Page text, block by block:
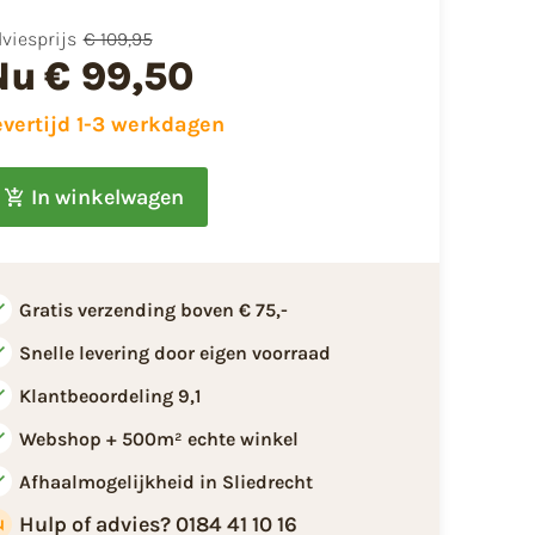
€ 109,95
€ 99,50
1-3 werkdagen
In winkelwagen
Gratis verzending boven € 75,-
Snelle levering door eigen voorraad
Klantbeoordeling 9,1
Webshop + 500m² echte winkel
Afhaalmogelijkheid in Sliedrecht
Hulp of advies? 0184 41 10 16